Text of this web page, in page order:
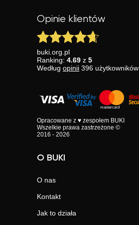
Opinie klientów
buki.org.pl
Ranking: 4.69 z 5
Według opinii 396 użytkowników
Opracowane z ♥ zespołem BUKI
Wszelkie prawa zastrzeżone ©
2016 - 2026
O BUKI
O nas
Kontakt
Jak to działa